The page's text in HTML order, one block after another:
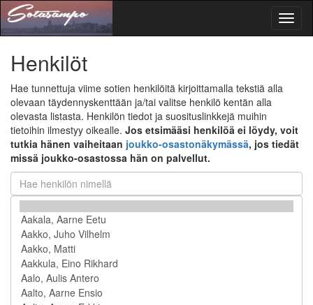
Henkilöt
Hae tunnettuja viime sotien henkilöitä kirjoittamalla tekstiä alla
olevaan täydennyskenttään ja/tai valitse henkilö kentän alla
olevasta listasta. Henkilön tiedot ja suosituslinkkejä muihin
tietoihin ilmestyy oikealle. Jos etsimääsi henkilöä ei löydy, voit
tutkia hänen vaiheitaan joukko-osastonäkymässä, jos tiedät
missä joukko-osastossa hän on palvellut.